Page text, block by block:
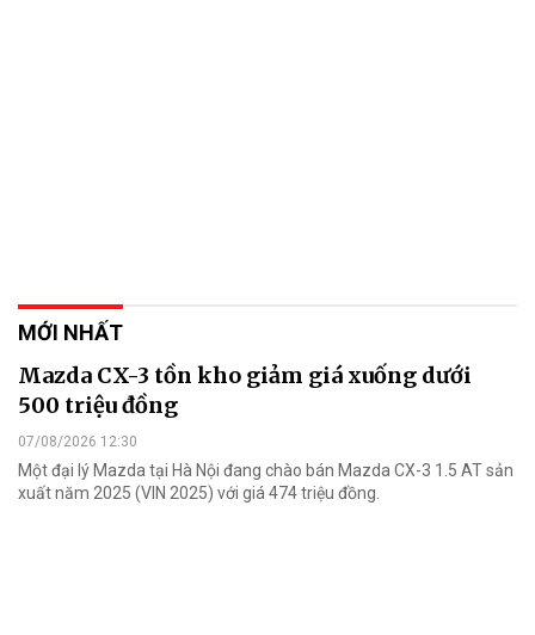
MỚI NHẤT
Mazda CX-3 tồn kho giảm giá xuống dưới
500 triệu đồng
07/08/2026 12:30
Một đại lý Mazda tại Hà Nội đang chào bán Mazda CX-3 1.5 AT sản
xuất năm 2025 (VIN 2025) với giá 474 triệu đồng.